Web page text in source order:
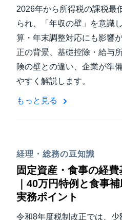
2026年から所得税の課税最
られ、「年収の壁」を意識
算・年末調整対応にも影響
正の背景、基礎控除・給与
険の壁との違い、企業が準
やすく解説します。
もっと見る
経理・総務の豆知識
固定資産・食事の経
｜40万円特例と食事
実務ポイント
令和8年度税制改正では、